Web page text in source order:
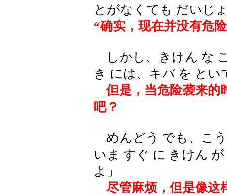
とがなくても だいじ
“确实，现在并没有危
しかし、きけん な
き には、キバ を と
但是，当危险袭来的
吧？
めんどう でも、こ
いま すぐ に きけん
よ」
尽管麻烦，但是像这